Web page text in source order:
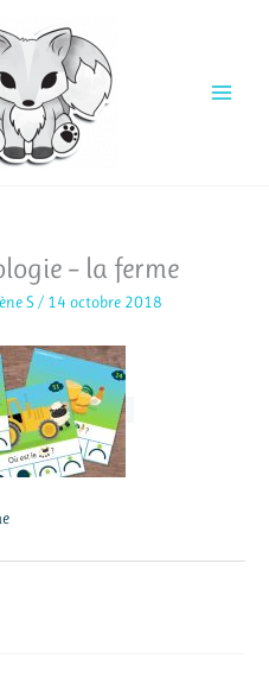
– la ferme
S / 14 octobre 2018